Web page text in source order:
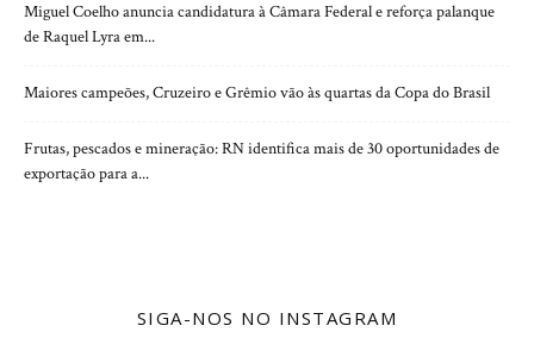
Miguel Coelho anuncia candidatura à Câmara Federal e reforça palanque
de Raquel Lyra em...
Maiores campeões, Cruzeiro e Grêmio vão às quartas da Copa do Brasil
Frutas, pescados e mineração: RN identifica mais de 30 oportunidades de
exportação para a...
SIGA-NOS NO INSTAGRAM